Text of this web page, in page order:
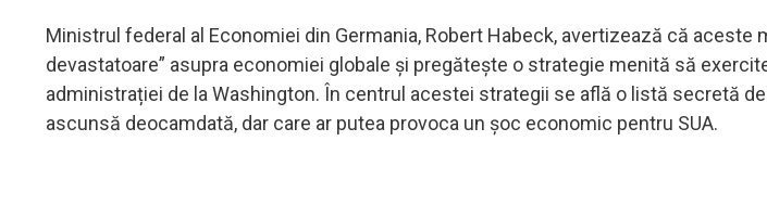
Ministrul federal al Economiei din Germania, Robert Habeck, avertizează că aceste
devastatoare” asupra economiei globale și pregătește o strategie menită să
administrației de la Washington. În centrul acestei strategii se află o listă secretă
ascunsă deocamdată, dar care ar putea provoca un șoc economic pentru SUA.